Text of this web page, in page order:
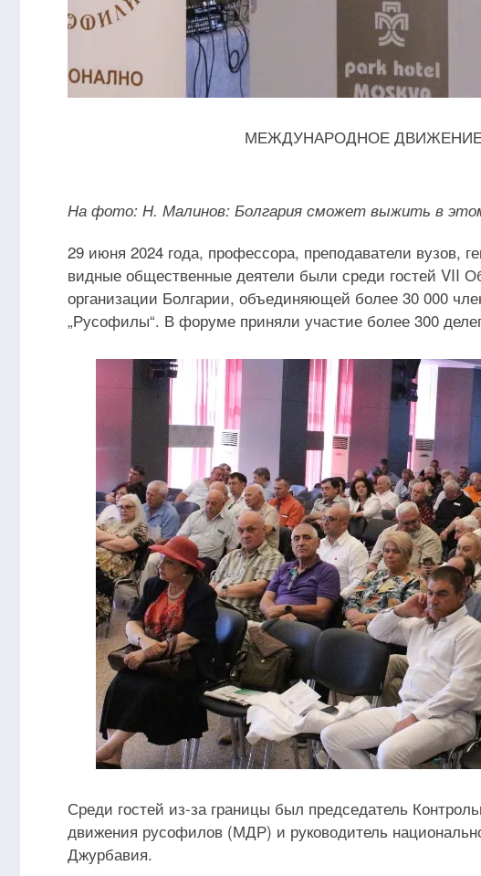
МЕЖДУНАРОДНОЕ ДВИЖЕНИЕ
На фото: Н. Малинов: Болгария сможет выжить в
29 июня 2024 года, профессора, преподаватели вузов,
видные общественные деятели были среди гостей VII
организации Болгарии, объединяющей более 30 000
„Русофилы“. В форуме приняли участие более 300
Среди гостей из-за границы был председатель
движения русофилов (МДР) и руководитель
Джурбавия.